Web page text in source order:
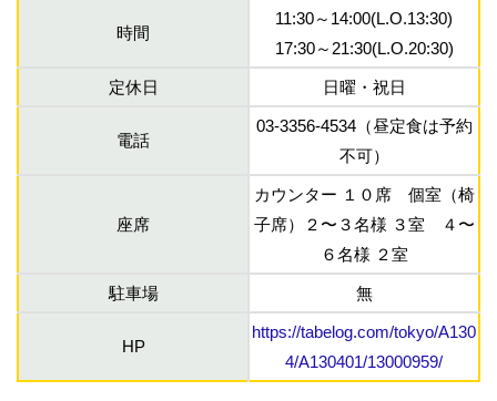
時間
11:30～14:00(L.O.13:30)
17:30～21:30(L.O.20:30)
定休日 日曜・祝日
電話
03-3356-4534（昼定食は予約
不可）
座席
カウンター １０席 個室（椅
子席）２〜３名様 ３室 ４〜
６名様 ２室
駐車場 無
HP
https://tabelog.com/tokyo/A130
4/A130401/13000959/